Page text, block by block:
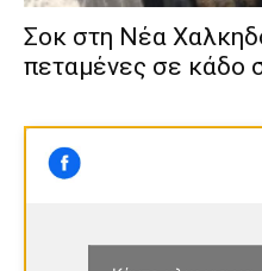
Σοκ στη Νέα
πεταμένες σε κάδο